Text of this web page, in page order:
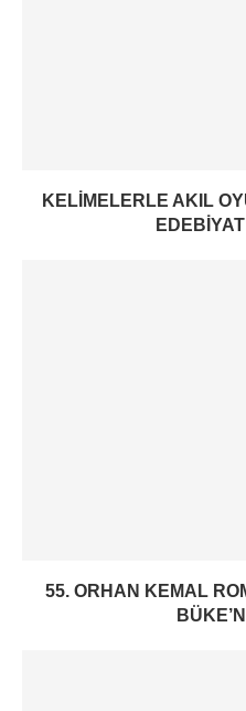
KELIMELERLE AKIL
55. ORHAN KEMAL